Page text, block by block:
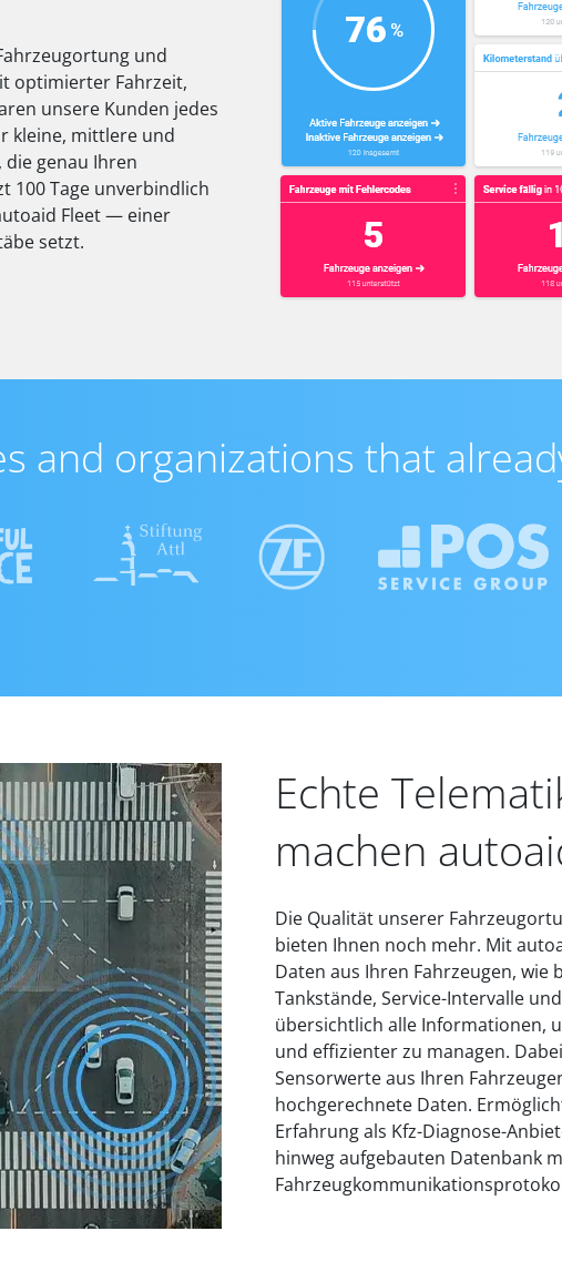
und
optimierter Fahrzeit,
unsere Kunden jedes
kleine, mittlere und
genau Ihren
100 Tage unverbindlich
Fleet — einer
setzt.
and organizations that
Echte
machen
Die Qualität unserer
bieten Ihnen noch mehr. Mit
Daten aus Ihren Fahrzeugen, wie
Tankstände, Service-Intervalle
übersichtlich alle Informationen,
und effizienter zu managen.
Sensorwerte aus Ihren
hochgerechnete Daten.
Erfahrung als Kfz-Diagnose-
hinweg aufgebauten Datenbank